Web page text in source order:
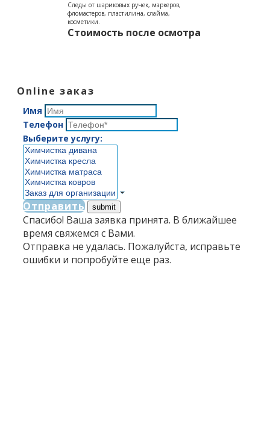
Следы от шариковых ручек, маркеров,
фломастеров, пластилина, слайма,
косметики.
Стоимость после осмотра
Online заказ
Имя
Телефон
Выберите услугу:
Отправить
Спасибо! Ваша заявка принята. В ближайшее
время свяжемся с Вами.
Отправка не удалась. Пожалуйста, исправьте
ошибки и попробуйте еще раз.